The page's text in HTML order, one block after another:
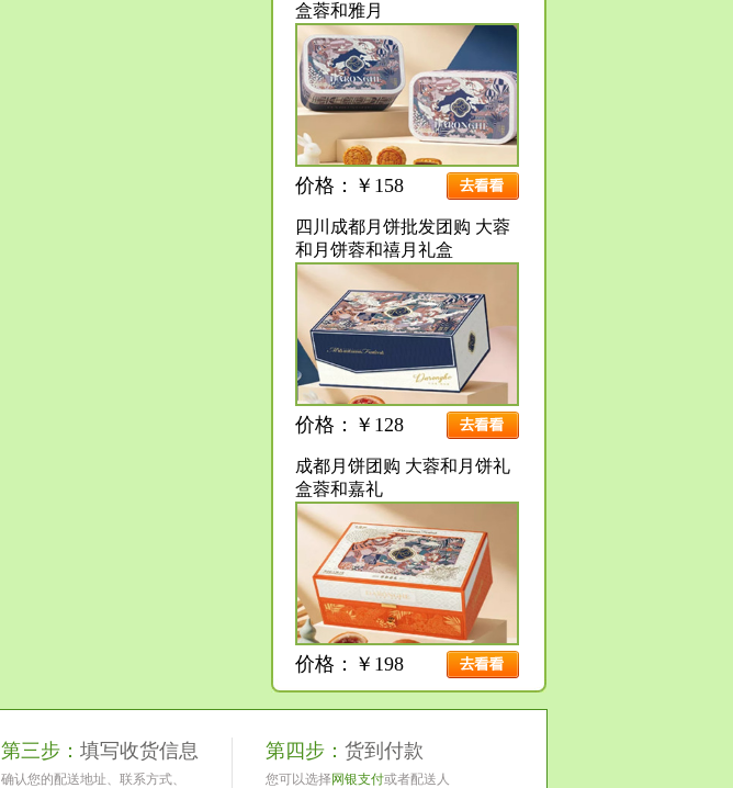
盒蓉和雅月
价格：￥158
四川成都月饼批发团购 大蓉
和月饼蓉和禧月礼盒
价格：￥128
成都月饼团购 大蓉和月饼礼
盒蓉和嘉礼
价格：￥198
第三步： 填写收货信息
确认您的配送地址、联系方式、
第四步： 货到付款
您可以选择 网银支付或者配送人